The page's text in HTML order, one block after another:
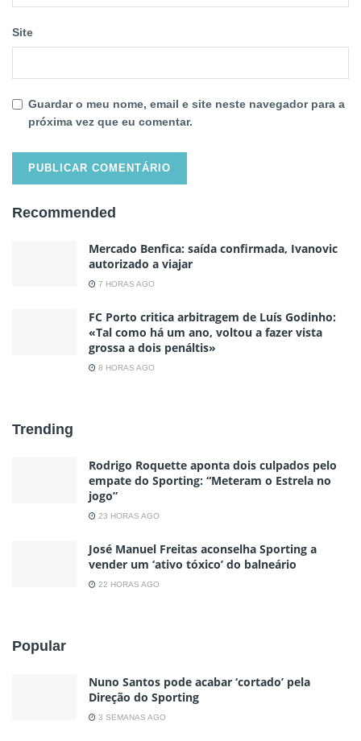
Site
Guardar o meu nome, email e site neste navegador para a
próxima vez que eu comentar.
Recommended
Mercado Benfica: saída confirmada, Ivanovic
autorizado a viajar
7 HORAS AGO
FC Porto critica arbitragem de Luís Godinho:
«Tal como há um ano, voltou a fazer vista
grossa a dois penáltis»
8 HORAS AGO
Trending
Rodrigo Roquette aponta dois culpados pelo
empate do Sporting: “Meteram o Estrela no
jogo”
23 HORAS AGO
José Manuel Freitas aconselha Sporting a
vender um ‘ativo tóxico’ do balneário
22 HORAS AGO
Popular
Nuno Santos pode acabar ‘cortado’ pela
Direção do Sporting
3 SEMANAS AGO